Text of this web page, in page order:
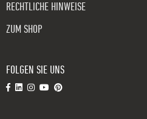
RECHTLICHE HINWEISE
ZUM SHOP
FOLGEN SIE UNS